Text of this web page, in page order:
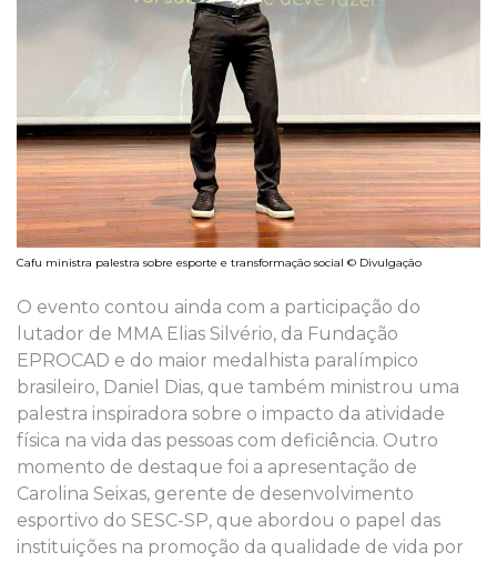
Cafu ministra palestra sobre esporte e transformação social © Divulgação
O evento contou ainda com a participação do
lutador de MMA Elias Silvério, da Fundação
EPROCAD e do maior medalhista paralímpico
brasileiro, Daniel Dias, que também ministrou uma
palestra inspiradora sobre o impacto da atividade
física na vida das pessoas com deficiência. Outro
momento de destaque foi a apresentação de
Carolina Seixas, gerente de desenvolvimento
esportivo do SESC-SP, que abordou o papel das
instituições na promoção da qualidade de vida por